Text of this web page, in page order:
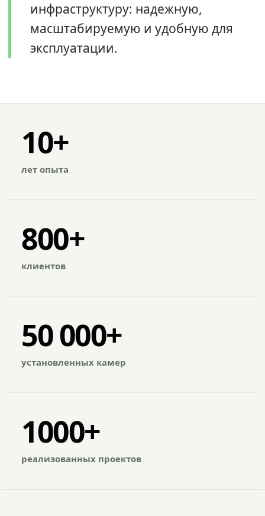
инфраструктуру: надежную,
масштабируемую и удобную для
эксплуатации.
10+
лет опыта
800+
клиентов
50 000+
установленных камер
1000+
реализованных проектов